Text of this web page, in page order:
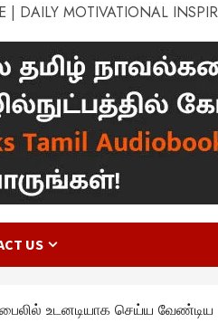
| DAILY MOTIVATIONAL
US
உடனடியாக செய்ய